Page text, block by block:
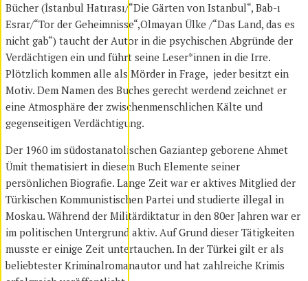
Bücher (İstanbul Hatırası/“Die Gärten von Istanbul“, Bab-ı
Esrar/“Tor der Geheimnisse“,Olmayan Ülke /“Das Land, das es
nicht gab“) taucht der Autor in die psychischen Abgründe der
Verdächtigen ein und führt seine Leser*innen in die Irre.
Plötzlich kommen alle als Mörder in Frage, jeder besitzt ein
Motiv. Dem Namen des Buches gerecht werdend zeichnet er
eine Atmosphäre der zwischenmenschlichen Kälte und
gegenseitigen Verdächtigung.
Der 1960 im südostanatolischen Gaziantep geborene Ahmet
Ümit thematisiert in diesem Buch Elemente seiner
persönlichen Biografie. Lange Zeit war er aktives Mitglied der
Türkischen Kommunistischen Partei und studierte illegal in
Moskau. Während der Militärdiktatur in den 80er Jahren war er
im politischen Untergrund aktiv. Auf Grund dieser Tätigkeiten
musste er einige Zeit untertauchen. In der Türkei gilt er als
beliebtester Kriminalromanautor und hat zahlreiche Krimis